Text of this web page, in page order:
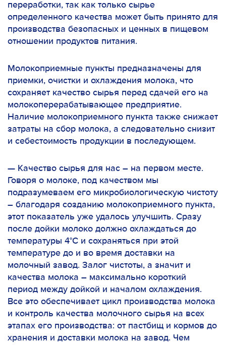
переработки, так как только сырье
определенного качества может быть принято для
производства безопасных и ценных в пищевом
отношении продуктов питания.
Молокоприемные пункты предназначены для
приемки, очистки и охлаждения молока, что
сохраняет качество сырья перед сдачей его на
молокоперерабатывающее предприятие.
Наличие молокоприемного пункта также снижает
затраты на сбор молока, а следовательно снизит
и себестоимость продукции в последующем.
— Качество сырья для нас – на первом месте.
Говоря о молоке, под качеством мы
подразумеваем его микробиологическую чистоту
– благодаря созданию молокоприемного пункта,
этот показатель уже удалось улучшить. Сразу
после дойки молоко должно охлаждаться до
температуры 4°С и сохраняться при этой
температуре до и во время доставки на
молочный завод. Залог чистоты, а значит и
качества молока – максимально короткий
период между дойкой и началом охлаждения.
Все это обеспечивает цикл производства молока
и контроль качества молочного сырья на всех
этапах его производства: от пастбищ и кормов до
хранения и доставки молока на завод. Чем